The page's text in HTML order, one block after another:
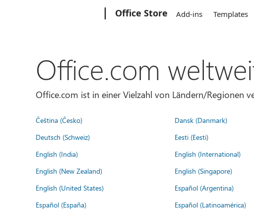
Office Store Add-ins Templates
Office.com
Office.com ist in einer Vielzahl von Ländern/Regionen
Čeština (Česko) Dansk (Danmark)
Deutsch (Schweiz)
Eesti (Eesti)
English (India)
English (International)
English (New Zealand)
English (Singapore)
English (United States)
Español (Argentina)
Español (España)
Español (Latinoamérica)